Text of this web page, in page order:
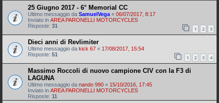
25 Giugno 2017 - 6° Memorial CC
Ultimo messaggio da SamuelVega « 06/07/2017, 8:17
Inviato in AREA PARONELLI MOTORCYCLES
Risposte: 31 1 2 3
Dieci anni di Revlimiter
Ultimo messaggio da kick 67 « 17/08/2017, 15:54
Risposte: 51 1 2 3 4
Massimo Roccoli di nuovo campione CIV con la F3 di
LAGUNA
Ultimo messaggio da nando 990 « 15/10/2016, 17:45
Inviato in AREA PARONELLI MOTORCYCLES
Risposte: 11